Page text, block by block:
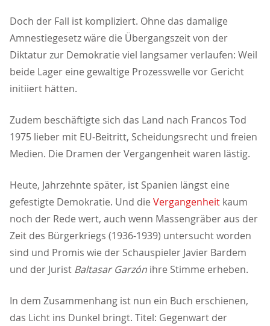
Doch der Fall ist kompliziert. Ohne das damalige
Amnestiegesetz wäre die Übergangszeit von der
Diktatur zur Demokratie viel langsamer verlaufen: Weil
beide Lager eine gewaltige Prozesswelle vor Gericht
initiiert hätten.
Zudem beschäftigte sich das Land nach Francos Tod
1975 lieber mit EU-Beitritt, Scheidungsrecht und freien
Medien. Die Dramen der Vergangenheit waren lästig.
Heute, Jahrzehnte später, ist Spanien längst eine
gefestigte Demokratie. Und die Vergangenheit kaum
noch der Rede wert, auch wenn Massengräber aus der
Zeit des Bürgerkriegs (1936-1939) untersucht worden
sind und Promis wie der Schauspieler Javier Bardem
und der Jurist Baltasar Garzón ihre Stimme erheben.
In dem Zusammenhang ist nun ein Buch erschienen,
das Licht ins Dunkel bringt. Titel: Gegenwart der